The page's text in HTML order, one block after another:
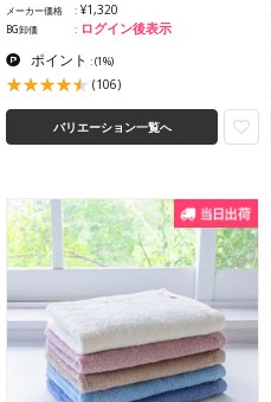
メーカー価格 ¥1,320
BG卸価 ログイン後表示
ポイント :(1%)
(106)
バリエーション一覧へ